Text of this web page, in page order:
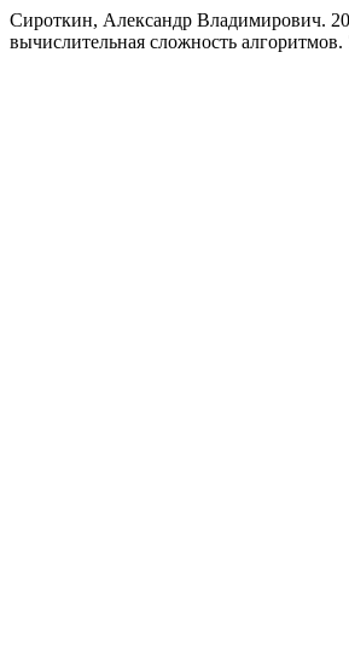
Сироткин, Александр Владимирович.
вычислительная сложность алгоритмов.